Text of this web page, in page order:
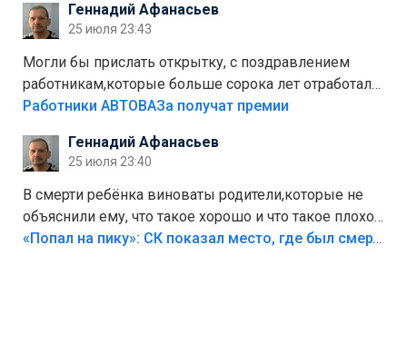
Штрафы мизерные.
Геннадий Афанасьев
25 июля 23:43
Могли бы прислать открытку, с поздравлением
работникам,которые больше сорока лет отработали
на предприятии.
Работники АВТОВАЗа получат премии
Геннадий Афанасьев
25 июля 23:40
В смерти ребёнка виноваты родители,которые не
объяснили ему, что такое хорошо и что такое плохо!
Лезть через такой забор,верх безумия,есть же
«Попал на пику»: СК показал место, где был смертельно травмирован ребенок в Тольятти